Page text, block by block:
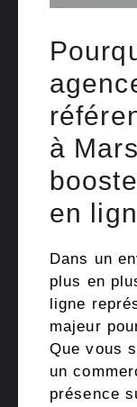
à
en
Dans un
plus en
ligne
majeur
Que vous
un
présence